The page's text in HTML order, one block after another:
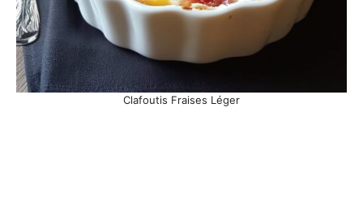
Clafoutis Fraises Léger